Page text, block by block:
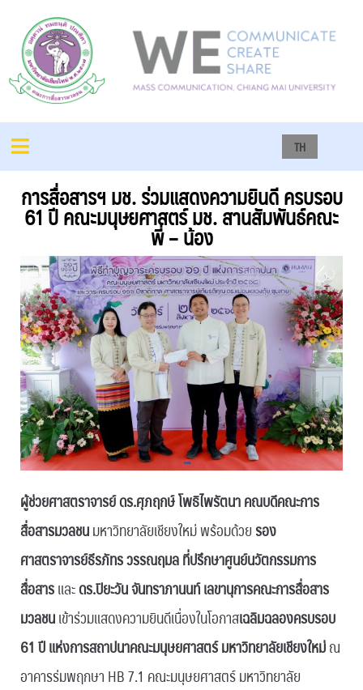
TH
การสื่อสารฯ มช. ร่วมแสดงความยินดี ครบรอบ
61 ปี คณะมนุษยศาสตร์ มช. สานสัมพันธ์คณะ
พี่ – น้อง
ผู้ช่วยศาสตราจารย์ ดร.ศุภฤกษ์ โพธิไพรัตนา คณบดีคณะการ
สื่อสารมวลชนมหาวิทยาลัยเชียงใหม่ พร้อมด้วยรอง
ศาสตราจารย์ธีรภัทร วรรณฤมล ที่ปรึกษาศูนย์นวัตกรรมการ
สื่อสารและดร.ปิยะวัน จันทราภานนท์ เลขานุการคณะการสื่อสาร
มวลชนเข้าร่วมแสดงความยินดีเนื่องในโอกาสเฉลิมฉลองครบรอบ
61 ปี แห่งการสถาปนาคณะมนุษยศาสตร์ มหาวิทยาลัยเชียงใหม่ณ
อาคารร่มพฤกษา HB 7.1 คณะมนุษยศาสตร์ มหาวิทยาลัย